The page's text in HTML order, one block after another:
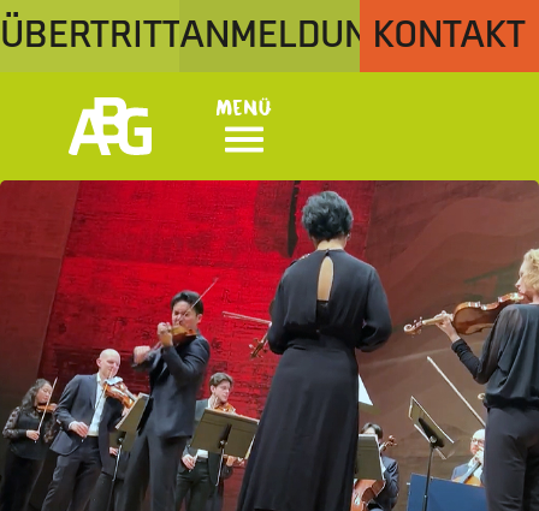
ÜBERTRITTANMELDUNGKONTAKT
Menü